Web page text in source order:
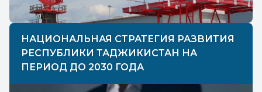
НАЦИОНАЛЬНАЯ СТРАТЕГИЯ РАЗВИТИЯ
РЕСПУБЛИКИ ТАДЖИКИСТАН НА
ПЕРИОД ДО 2030 ГОДА